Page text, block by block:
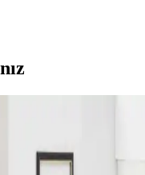
krem ve magnolia